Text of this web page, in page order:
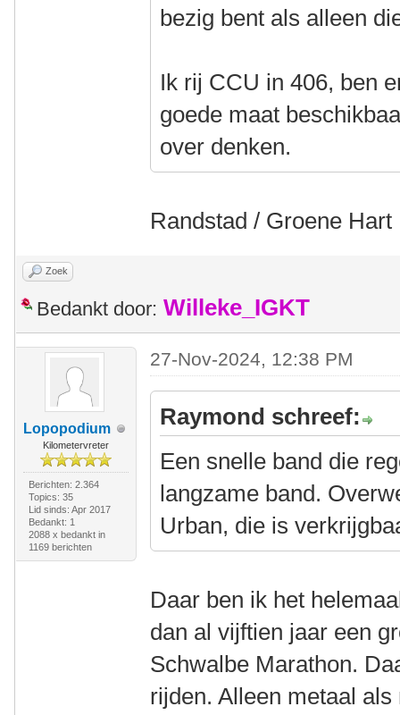
bezig bent als alleen
Ik rij CCU in 406, ben
goede maat
over denken.
Randstad / Groene Hart
Zoek
Bedankt door: Willeke_IGKT
Lopopodium
Kilometervreter
Berichten: 2.364
Topics: 35
Lid sinds: Apr 2017
Bedankt: 1
2088 x bedankt in
1169 berichten
27-Nov-2024, 12:38 PM
Raymond schreef:
Een snelle band die
langzame band.
Urban, die is
Daar ben ik het
dan al vijftien jaar een
Schwalbe Marathon.
rijden. Alleen metaal